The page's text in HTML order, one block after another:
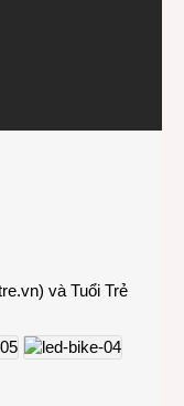
) và Tuổi Trẻ